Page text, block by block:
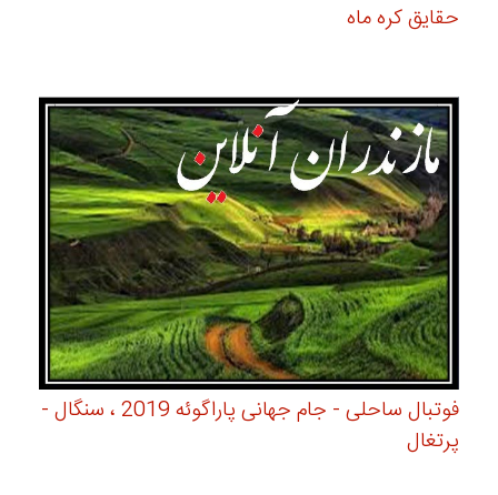
حقایق کره ماه
فوتبال ساحلی - جام جهانی پاراگوئه 2019 ، سنگال -
پرتغال